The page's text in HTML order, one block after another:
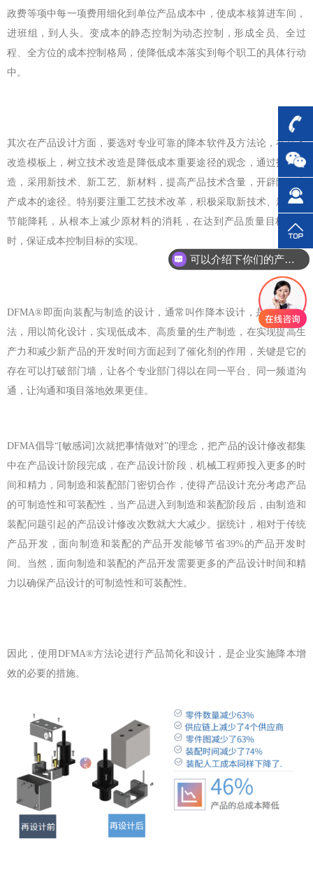
政费等项中每一项费用细化到单位产品成本中，使成本核算进车间，
进班组，到人头。变成本的静态控制为动态控制，形成全员、全过
程、全方位的成本控制格局，使降低成本落实到每个职工的具体行动
中。
其次在产品设计方面，要选对专业可靠的降本软件及方法论，在技术
改造模板上，树立技术改造是降低成本重要途径的观念，通过技术改
造，采用新技术、新工艺、新材料，提高产品技术含量，开辟降低生
产成本的途径。特别要注重工艺技术改革，积极采取新技术、新工艺
节能降耗，从根本上减少原材料的消耗，在达到产品质量目标的同
时，保证成本控制目标的实现。
DFMA®即面向装配与制造的设计，通常叫作降本设计，是结构性方
法，用以简化设计，实现低成本、高质量的生产制造，在实现提高生
产力和减少新产品的开发时间方面起到了催化剂的作用，关键是它的
存在可以打破部门墙，让各个专业部门得以在同一平台、同一频道沟
通，让沟通和项目落地效果更佳。
DFMA倡导“[敏感词]次就把事情做对”的理念，把产品的设计修改都集
中在产品设计阶段完成，在产品设计阶段，机械工程师投入更多的时
间和精力，同制造和装配部门密切合作，使得产品设计充分考虑产品
的可制造性和可装配性，当产品进入到制造和装配阶段后，由制造和
装配问题引起的产品设计修改次数就大大减少。据统计，相对于传统
产品开发，面向制造和装配的产品开发能够节省39%的产品开发时
间。当然，面向制造和装配的产品开发需要更多的产品设计时间和精
力以确保产品设计的可制造性和可装配性。
因此，使用DFMA®方法论进行产品简化和设计，是企业实施降本增
效的必要的措施。
可以介绍下你们的产品么？